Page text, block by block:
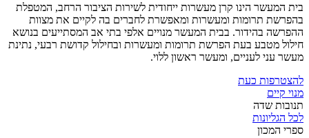
בית המעשר הינו קרן מעשרות ייחודית לשירות הציבור הרחב, המטפלת
בהפרשת תרומות ומעשרות ומאפשרת לחברים בה לקיים את מצוות
ההפרשה בהידור. בבית המעשר מנויים אלפי בתי אב המסתייעים בנושא
חילול מטבע בעת הפרשת תרומות ומעשרות ובחילול קדושת רבעי, נתינת
מעשר עני לעניים, ומעשר ראשון ללוי.
להצטרפות כעת
מנוי קיים
תנובות שדה
לכל הגליונות
ספרי המכון